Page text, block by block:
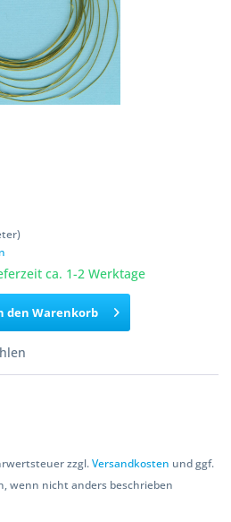
ca. 1-2 Werktage
den Warenkorb
zzgl.Versandkosten und ggf.
wenn nicht anders beschrieben